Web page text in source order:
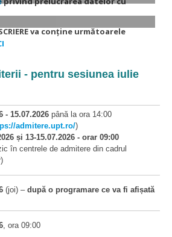
va conține următoarele
- pentru sesiunea iulie
- 15.07.2026 până la ora 14:00
admitere.upt.ro/)
și 13-15.07.2026 - orar 09:00
în centrele de admitere din cadrul
(joi) – după o programare ce va fi afișată
, ora 09:00